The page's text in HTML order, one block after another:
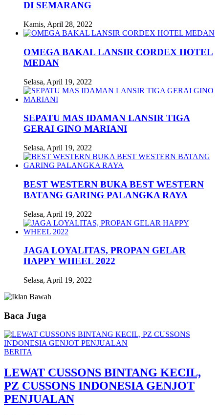
DI SEMARANG
Kamis, April 28, 2022
OMEGA BAKAL LANSIR CORDEX HOTEL
MEDAN
Selasa, April 19, 2022
SEPATU MAS IDAMAN LANSIR TIGA
GERAI GINO MARIANI
Selasa, April 19, 2022
BEST WESTERN BUKA BEST WESTERN
BATANG GARING PALANGKA RAYA
Selasa, April 19, 2022
JAGA LOYALITAS, PROPAN GELAR
HAPPY WHEEL 2022
Selasa, April 19, 2022
Baca Juga
BERITA
LEWAT CUSSONS BINTANG KECIL,
PZ CUSSONS INDONESIA GENJOT
PENJUALAN